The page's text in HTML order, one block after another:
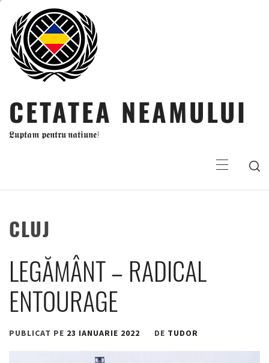
conținut
CETATEA NEAMULUI
𝕷𝖚𝖕𝖙𝖆𝖒 𝖕𝖊𝖓𝖙𝖗𝖚 𝖓𝖆𝖙𝖎𝖚𝖓𝖊!
principal
CLUJ
LEGĂMÂNT – RADICAL
ENTOURAGE
PUBLICAT PE 23 IANUARIE 2022 DE TUDOR